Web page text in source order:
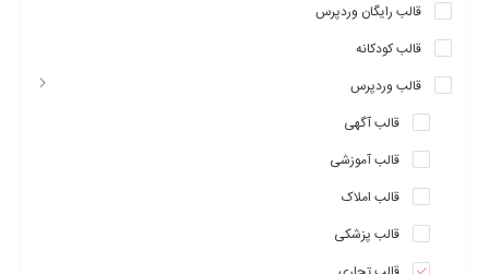
قالب رایگان وردپرس
قالب کودکانه
قالب وردپرس
قالب آگهی
قالب آموزشی
قالب املاک
قالب پزشکی